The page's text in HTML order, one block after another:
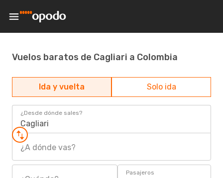
Vuelos baratos de Cagliari a Colombia
Ida y vuelta Solo ida
¿Desde dónde sales?
Cagliari
¿A dónde vas?
Pasajeros